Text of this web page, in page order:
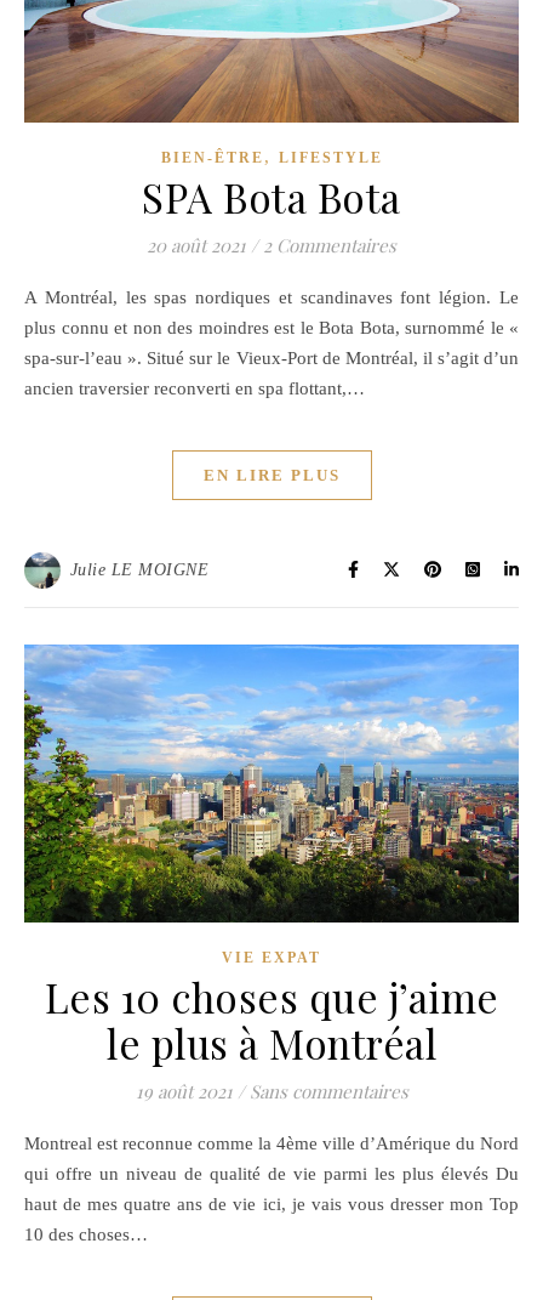
BIEN-ÊTRE , LIFESTYLE
SPA Bota Bota
20 août 2021 / 2 Commentaires
A Montréal, les spas nordiques et scandinaves font légion. Le
plus connu et non des moindres est le Bota Bota, surnommé le «
spa-sur-l’eau ». Situé sur le Vieux-Port de Montréal, il s’agit d’un
ancien traversier reconverti en spa flottant,…
EN LIRE PLUS
Julie LE MOIGNE
VIE EXPAT
Les 10 choses que j’aime
le plus à Montréal
19 août 2021 / Sans commentaires
Montreal est reconnue comme la 4ème ville d’Amérique du Nord
qui offre un niveau de qualité de vie parmi les plus élevés Du
haut de mes quatre ans de vie ici, je vais vous dresser mon Top
10 des choses…